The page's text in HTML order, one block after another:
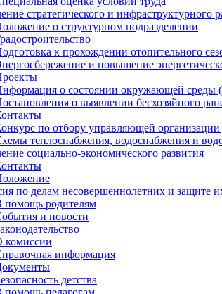
стратегического и инфраструктурного
о структурном подразделении
к прохождении отопительного
и повышение
о состоянии окружающей среды
о выявлении бесхозяйного
по отбору управляющей
теплоснабжения, водоснабжения и
социально-экономического развития
по делам несовершеннолетних и защите
помощь родителям
и новости
комиссии
информация
детства